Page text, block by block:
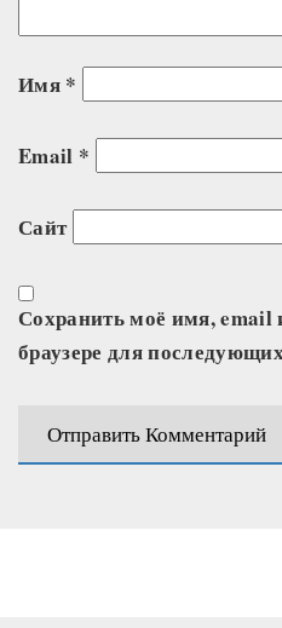
Имя *
Email *
Сайт
Сохранить моё имя, email
браузере для